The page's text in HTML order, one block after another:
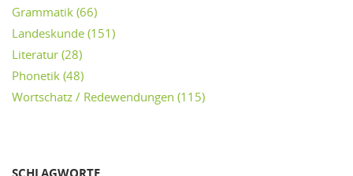
Grammatik (66)
Landeskunde (151)
Literatur (28)
Phonetik (48)
Wortschatz / Redewendungen (115)